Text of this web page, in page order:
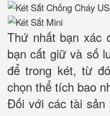
Thứ nhất bạn xác
bạn cất giữ và số
để trong két, từ
chọn thể tích bao
Đối với các tài